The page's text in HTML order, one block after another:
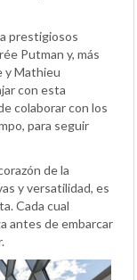
prestigiosos
Putman y, más
y Mathieu
con esta
colaborar con los
para seguir
de la
y versatilidad, es
Cada cual
antes de embarcar